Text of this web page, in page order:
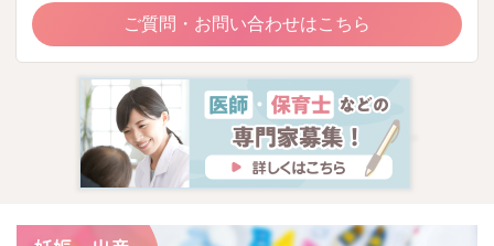
ご質問・お問い合わせはこちら